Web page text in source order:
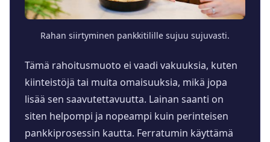
Rahan siirtyminen pankkitilille sujuu sujuvasti.
Tämä rahoitusmuoto ei vaadi vakuuksia, kuten
kiinteistöjä tai muita omaisuuksia, mikä jopa
lisää sen saavutettavuutta. Lainan saanti on
siten helpompi ja nopeampi kuin perinteisen
pankkiprosessin kautta. Ferratumin käyttämä